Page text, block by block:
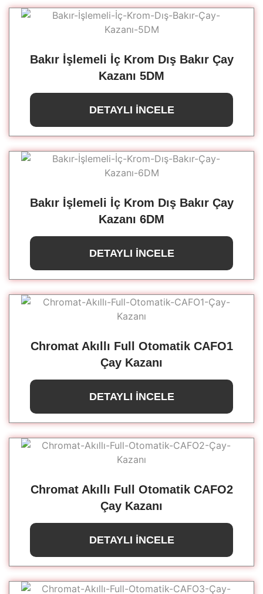
Bakır İşlemeli İç Krom Dış Bakır Çay
Kazanı 5DM
DETAYLI İNCELE
Bakır İşlemeli İç Krom Dış Bakır Çay
Kazanı 6DM
DETAYLI İNCELE
Chromat Akıllı Full Otomatik CAFO1
Çay Kazanı
DETAYLI İNCELE
Chromat Akıllı Full Otomatik CAFO2
Çay Kazanı
DETAYLI İNCELE